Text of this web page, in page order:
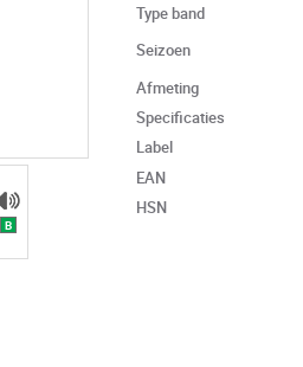
B
Type band
Seizoen
Afmeting
Specificaties
Label
EAN
HSN